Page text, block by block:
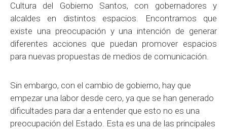
Cultura del Gobierno Santos, con gobernadores y
alcaldes en distintos espacios. Encontramos que
existe una preocupación y una intención de generar
diferentes acciones que puedan promover espacios
para nuevas propuestas de medios de comunicación.
Sin embargo, con el cambio de gobierno, hay que
empezar una labor desde cero, ya que se han generado
dificultades para dar a entender que esto no es una
preocupación del Estado. Esta es una de las principales